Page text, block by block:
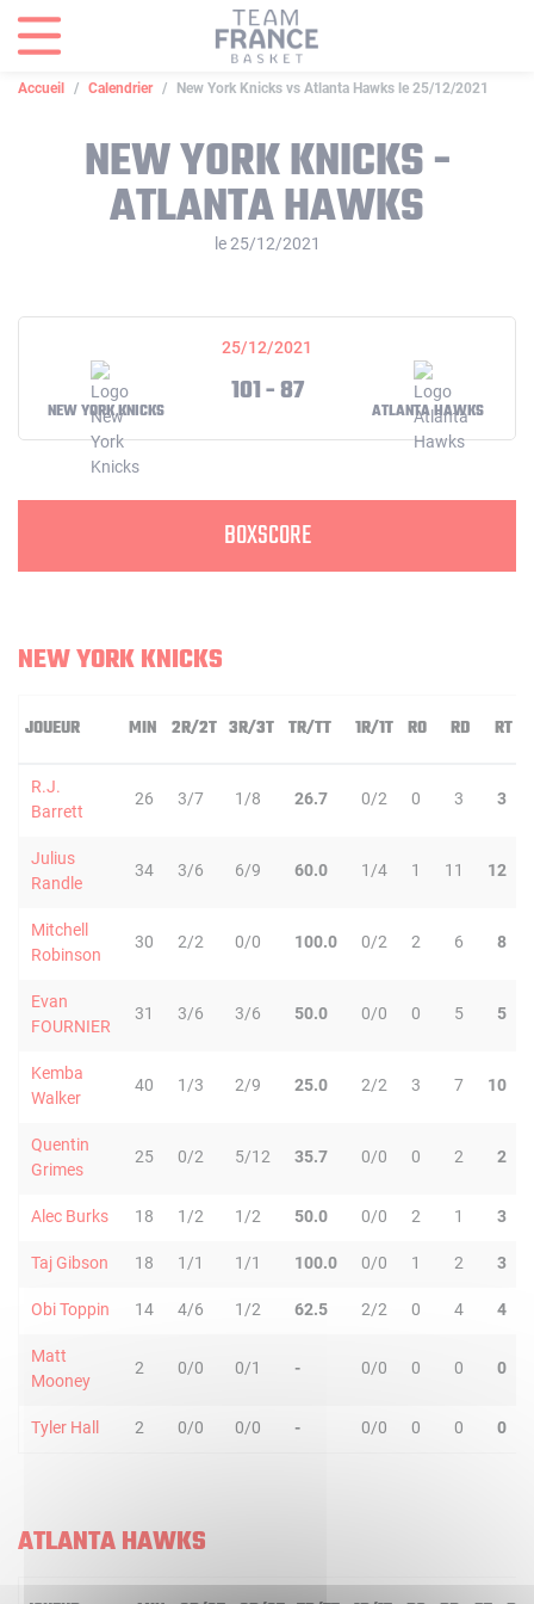
Accueil Calendrier New York Knicks vs Atlanta Hawks le 25/12/2021
NEW YORK KNICKS -
ATLANTA HAWKS
le 25/12/2021
25/12/2021
NEW YORK KNICKS
101 - 87
ATLANTA HAWKS
BOXSCORE
NEW YORK KNICKS
JOUEUR MIN 2R/2T 3R/3T TR/TT 1R/1T RO RD RT
R.J.
Barrett
26 3/7 1/8 26.7 0/2 0 3 3
Julius
Randle
34 3/6 6/9 60.0 1/4 1 11 12
Mitchell
Robinson
30 2/2 0/0 100.0 0/2 2 6 8
Evan
FOURNIER
31 3/6 3/6 50.0 0/0 0 5 5
Kemba
Walker
40 1/3 2/9 25.0 2/2 3 7 10
Quentin
Grimes
25 0/2 5/12 35.7 0/0 0 2 2
Alec Burks 18 1/2 1/2 50.0 0/0 2 1 3
Taj Gibson 18 1/1 1/1 100.0 0/0 1 2 3
Obi Toppin 14 4/6 1/2 62.5 2/2 0 4 4
Matt
Mooney
2 0/0 0/1 - 0/0 0 0 0
Tyler Hall 2 0/0 0/0 - 0/0 0 0 0
ATLANTA HAWKS
Panneau de gestion des cookies